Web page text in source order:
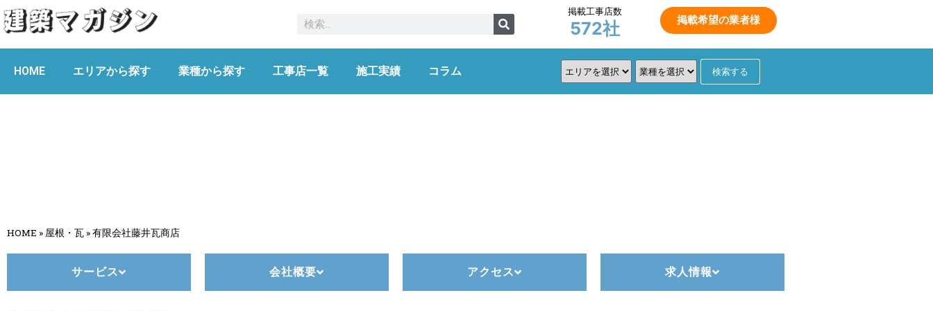
掲載工事店数
572社 掲載希望の業者様
HOME エリアから探す 業種から探す 工事店一覧 施工実績 コラム
HOME » 屋根・瓦 »有限会社藤井瓦商店
サービス 会社概要 アクセス 求人情報